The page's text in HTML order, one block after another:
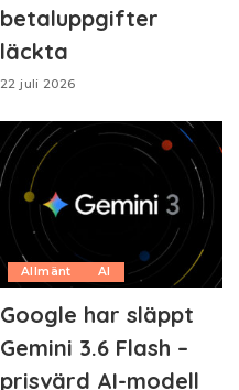
betaluppgifter
läckta
22 juli 2026
Allmänt AI
Google har släppt
Gemini 3.6 Flash –
prisvärd AI-modell